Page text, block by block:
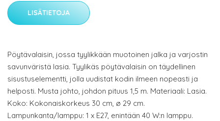
LISÄTIETOJA
Pöytävalaisin, jossa tyylikkään muotoinen jalka ja varjostin
savunväristä lasia. Tyylikäs pöytävalaisin on täydellinen
sisustuselementti, jolla uudistat kodin ilmeen nopeasti ja
helposti. Musta johto, johdon pituus 1,5 m. Materiaali: Lasia.
Koko: Kokonaiskorkeus 30 cm, ø 29 cm.
Lampunkanta/lamppu: 1 x E27, enintään 40 W:n lamppu.